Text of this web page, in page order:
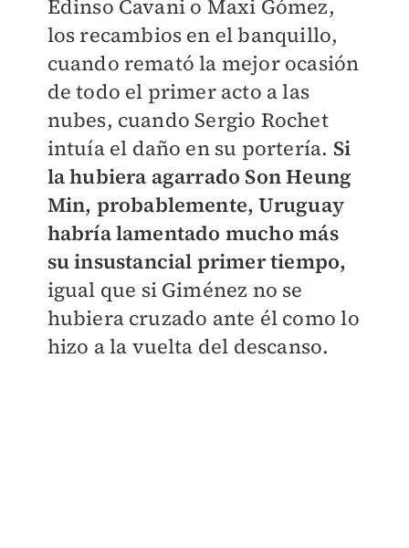
Edinso Cavani o Maxi Gómez,
los recambios en el banquillo,
cuando remató la mejor ocasión
de todo el primer acto a las
nubes, cuando Sergio Rochet
intuía el daño en su portería. Si
la hubiera agarrado Son Heung
Min, probablemente, Uruguay
habría lamentado mucho más
su insustancial primer tiempo,
igual que si Giménez no se
hubiera cruzado ante él como lo
hizo a la vuelta del descanso.